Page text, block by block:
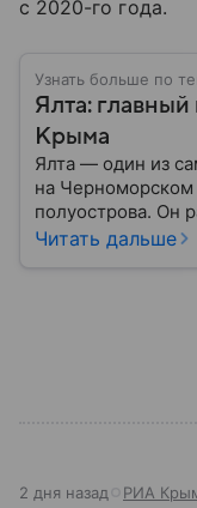
с 2020-го года.
Узнать больше по
Ялта:
Крыма
Ялта — один из
на
полуострова. Он
региона и
Читать дальше
2 дня назад РИА